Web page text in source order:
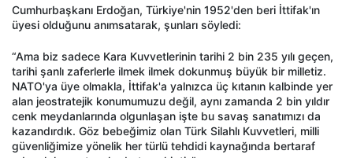
Cumhurbaşkanı Erdoğan, Türkiye'nin 1952'den beri İttifak'ın
üyesi olduğunu anımsatarak, şunları söyledi:
“Ama biz sadece Kara Kuvvetlerinin tarihi 2 bin 235 yılı geçen,
tarihi şanlı zaferlerle ilmek ilmek dokunmuş büyük bir milletiz.
NATO'ya üye olmakla, İttifak'a yalnızca üç kıtanın kalbinde yer
alan jeostratejik konumumuzu değil, aynı zamanda 2 bin yıldır
cenk meydanlarında olgunlaşan işte bu savaş sanatımızı da
kazandırdık. Göz bebeğimiz olan Türk Silahlı Kuvvetleri, milli
güvenliğimize yönelik her türlü tehdidi kaynağında bertaraf